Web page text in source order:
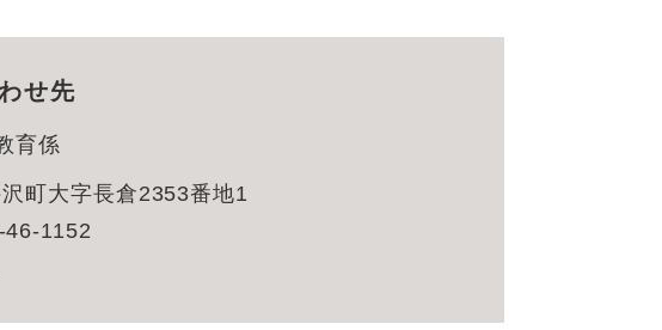
せ先
育係
町大字長倉2353番地1
1152